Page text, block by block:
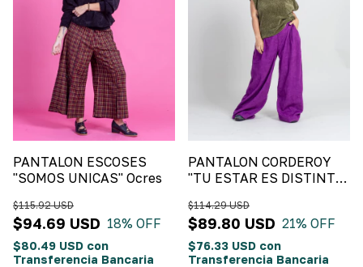
PANTALON ESCOSES
"SOMOS UNICAS" Ocres
$94.69 USD
$115.92 USD
18% OFF
$80.49 USD con
Transferencia Bancaria
PANTALON CORDEROY
"TU ESTAR ES DISTINTO"
$89.80 USD
$114.29 USD
21% OFF
$76.33 USD con
Transferencia Bancaria